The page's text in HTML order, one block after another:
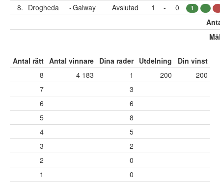
8. Drogheda -Galway Avslutad 1 - 0 1
Antal rätt Antal vinnare Dina rader Utdelning
Din vinst
8
4 183 1 200
200
7
3
6
6
5
8
4
5
3
2
2
0
1
0